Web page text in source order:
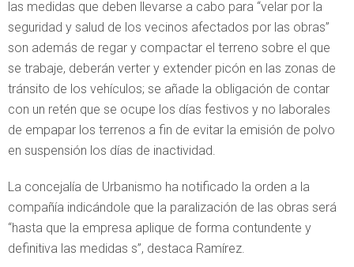
las medidas que deben llevarse a cabo para “velar por la
seguridad y salud de los vecinos afectados por las obras”
son además de regar y compactar el terreno sobre el que
se trabaje, deberán verter y extender picón en las zonas de
tránsito de los vehículos; se añade la obligación de contar
con un retén que se ocupe los días festivos y no laborales
de empapar los terrenos a fin de evitar la emisión de polvo
en suspensión los días de inactividad.
La concejalía de Urbanismo ha notificado la orden a la
compañía indicándole que la paralización de las obras será
“hasta que la empresa aplique de forma contundente y
definitiva las medidas s”, destaca Ramírez.